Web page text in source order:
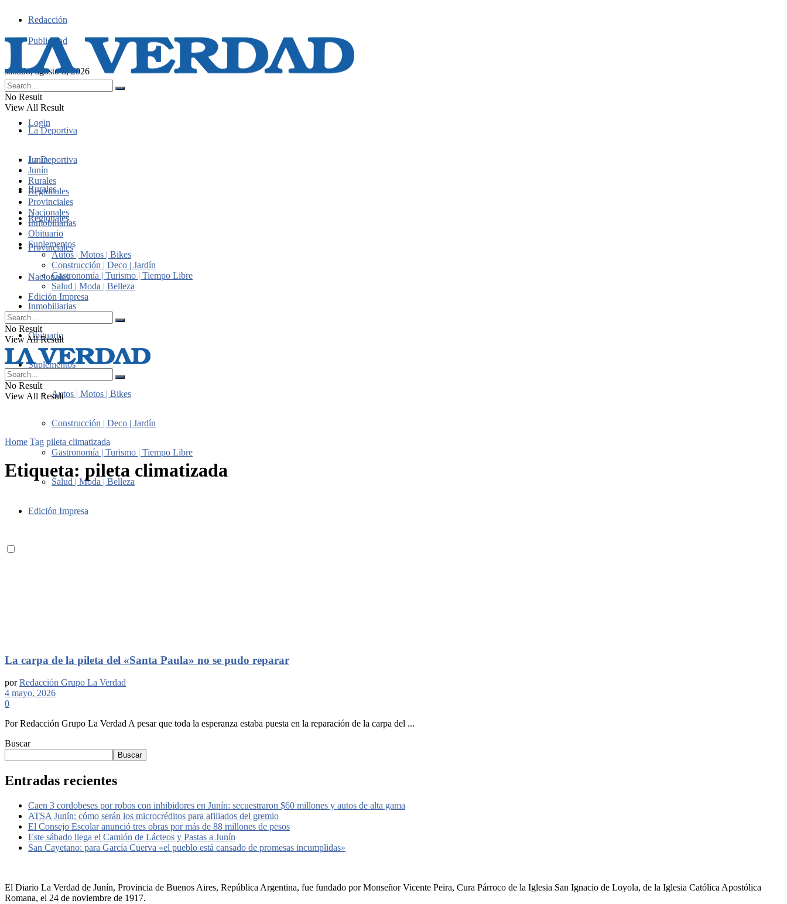
Redacción
Publicidad
sábado, agosto 8, 2026
Login
No Result
View All Result
La Deportiva
Junín
Rurales
Regionales
Provinciales
Nacionales
Inmobiliarias
Obituario
Suplementos
Autos | Motos | Bikes
Construcción | Deco | Jardín
Gastronomía | Turismo | Tiempo Libre
Salud | Moda | Belleza
Edición Impresa
La Deportiva
Junín
Rurales
Regionales
Provinciales
Nacionales
Inmobiliarias
Obituario
Suplementos
Autos | Motos | Bikes
Construcción | Deco | Jardín
Gastronomía | Turismo | Tiempo Libre
Salud | Moda | Belleza
Edición Impresa
No Result
View All Result
No Result
View All Result
Home Tag pileta climatizada
Etiqueta: pileta climatizada
La carpa de la pileta del «Santa Paula» no se pudo reparar
por Redacción Grupo La Verdad
4 mayo, 2026
0
Por Redacción Grupo La Verdad A pesar que toda la esperanza estaba puesta en la reparación de la carpa del ...
Buscar
Buscar
Entradas recientes
Caen 3 cordobeses por robos con inhibidores en Junín: secuestraron $60 millones y autos de alta gama
ATSA Junín: cómo serán los microcréditos para afiliados del gremio
El Consejo Escolar anunció tres obras por más de 88 millones de pesos
Este sábado llega el Camión de Lácteos y Pastas a Junín
San Cayetano: para García Cuerva «el pueblo está cansado de promesas incumplidas»
El Diario La Verdad de Junín, Provincia de Buenos Aires, República Argentina, fue fundado por Monseñor Vicente Peira, Cura Párroco de la Iglesia San Ignacio de Loyola, de la Iglesia Católica Apostólica
Romana, el 24 de noviembre de 1917.